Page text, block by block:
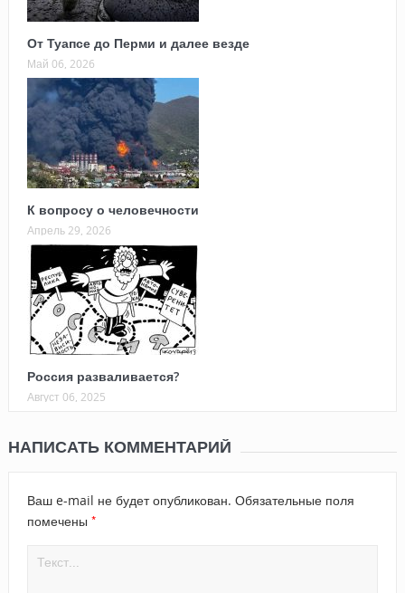
От Туапсе до Перми и далее везде
Май 06, 2026
К вопросу о человечности
Апрель 29, 2026
Россия разваливается?
Август 06, 2025
НАПИСАТЬ КОММЕНТАРИЙ
Ваш e-mail не будет опубликован. Обязательные поля
помечены *